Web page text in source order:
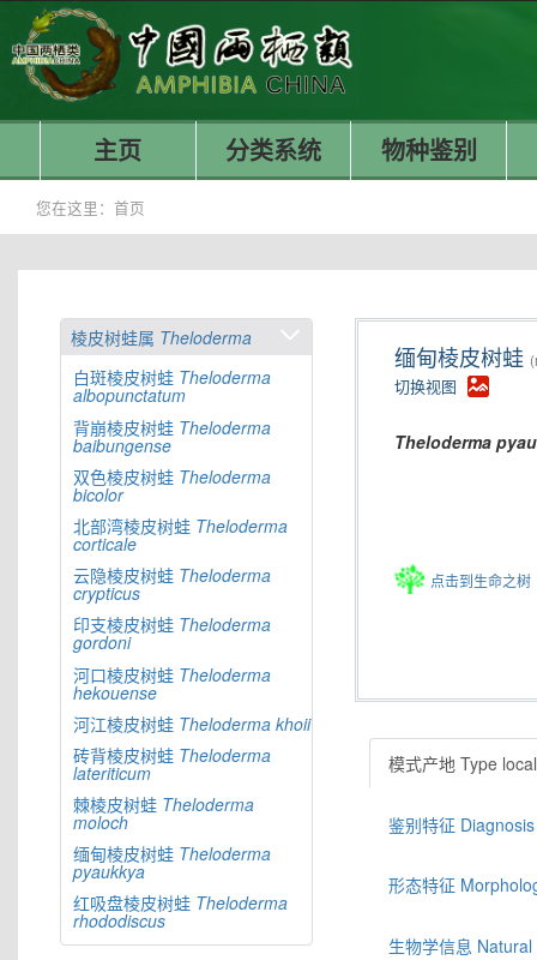
主页 分类系统 物种鉴别
您在这里： 首页
棱皮树蛙属 Theloderma
白斑棱皮树蛙 Theloderma
albopunctatum
背崩棱皮树蛙 Theloderma
baibungense
双色棱皮树蛙 Theloderma
bicolor
北部湾棱皮树蛙 Theloderma
corticale
云隐棱皮树蛙 Theloderma
crypticus
印支棱皮树蛙 Theloderma
gordoni
河口棱皮树蛙 Theloderma
hekouense
河江棱皮树蛙 Theloderma khoii
砖背棱皮树蛙 Theloderma
lateriticum
棘棱皮树蛙 Theloderma
moloch
缅甸棱皮树蛙 Theloderma
pyaukkya
红吸盘棱皮树蛙 Theloderma
rhododiscus
缅甸棱皮树蛙
切换视图
Theloderma
点击到生命之树
模式产地 Type
鉴别特征 Diagnosis
形态特征
生物学信息